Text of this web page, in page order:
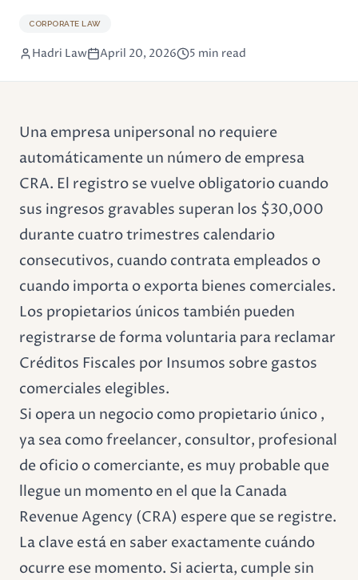
CORPORATE LAW
Hadri Law April 20, 2026 5 min read
Una empresa unipersonal no requiere
automáticamente un número de empresa
CRA. El registro se vuelve obligatorio cuando
sus ingresos gravables superan los $30,000
durante cuatro trimestres calendario
consecutivos, cuando contrata empleados o
cuando importa o exporta bienes comerciales.
Los propietarios únicos también pueden
registrarse de forma voluntaria para reclamar
Créditos Fiscales por Insumos sobre gastos
comerciales elegibles.
Si opera un negocio como propietario único ,
ya sea como freelancer, consultor, profesional
de oficio o comerciante, es muy probable que
llegue un momento en el que la Canada
Revenue Agency (CRA) espere que se registre.
La clave está en saber exactamente cuándo
ocurre ese momento. Si acierta, cumple sin